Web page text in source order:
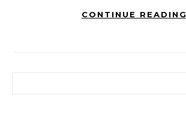
CONTINUE READING